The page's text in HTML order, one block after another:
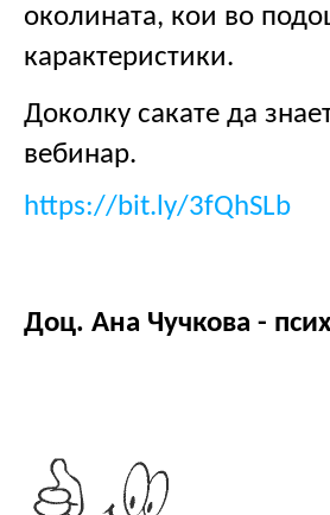
околината, кои во
карактеристики.
Доколку сакате да
вебинар.
https://bit.ly/3fQhSLb
Доц. Ана Чучкова -